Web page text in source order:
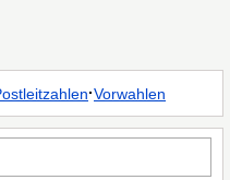
·Vorwahlen